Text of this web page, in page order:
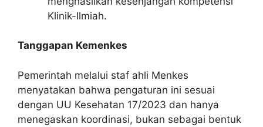
Klinik-Ilmiah.
Tanggapan Kemenkes
Pemerintah melalui staf ahli Menkes
menyatakan bahwa pengaturan ini sesuai
dengan UU Kesehatan 17/2023 dan hanya
menegaskan koordinasi, bukan sebagai bentuk